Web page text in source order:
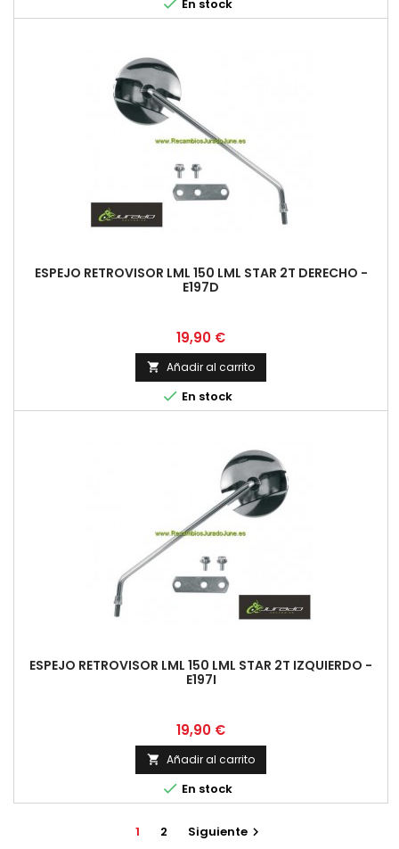
 En stock
ESPEJO RETROVISOR LML 150 LML STAR 2T DERECHO -
E197D
Precio
19,90 €
 Añadir al carrito
 En stock
ESPEJO RETROVISOR LML 150 LML STAR 2T IZQUIERDO -
E197I
Precio
19,90 €
 Añadir al carrito
 En stock
1 2 Siguiente 